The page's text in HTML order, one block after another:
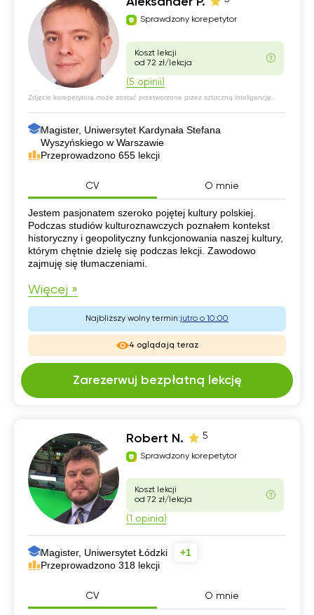
Sprawdzony korepetytor
Koszt lekcji
od 72 zł/lekcja
(5 opinii)
Zdjęcie korepetytora może zostać przetworzone przez sztuczną inteligencję.
Magister, Uniwersytet Kardynała Stefana
Wyszyńskiego w Warszawie
Przeprowadzono 655 lekcji
CV O mnie
CV
Jestem pasjonatem szeroko pojętej kultury polskiej.
Podczas studiów kulturoznawczych poznałem kontekst
historyczny i geopolityczny funkcjonowania naszej kultury,
którym chętnie dzielę się podczas lekcji. Zawodowo
zajmuję się tłumaczeniami.
Więcej »
Najbliższy wolny termin:jutro o 10:00
4 oglądają teraz
Zarezerwuj bezpłatną lekcję
Robert N. 5
Sprawdzony korepetytor
Koszt lekcji
od 72 zł/lekcja
(1 opinia)
Magister, Uniwersytet Łódzki
+1
Przeprowadzono 318 lekcji
CV O mnie